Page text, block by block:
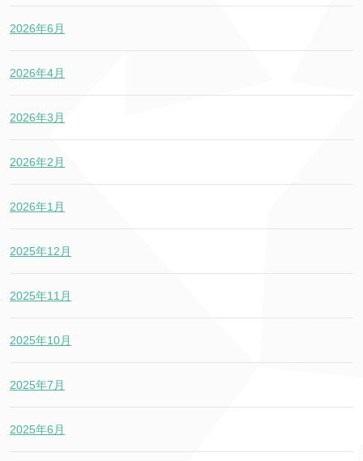
2026年6月
2026年4月
2026年3月
2026年2月
2026年1月
2025年12月
2025年11月
2025年10月
2025年7月
2025年6月